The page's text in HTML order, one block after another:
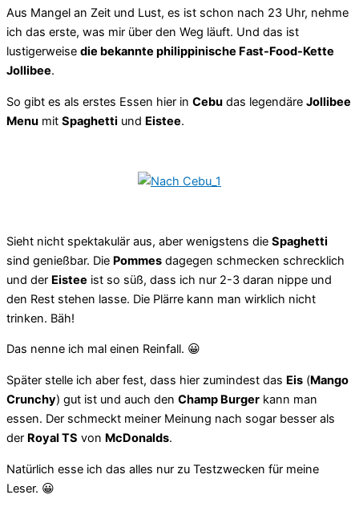
Aus Mangel an Zeit und Lust, es ist schon nach 23 Uhr, nehme
ich das erste, was mir über den Weg läuft. Und das ist
lustigerweise die bekannte philippinische Fast-Food-Kette
Jollibee.
So gibt es als erstes Essen hier in Cebu das legendäre Jollibee
Menu mit Spaghetti und Eistee.
Sieht nicht spektakulär aus, aber wenigstens die Spaghetti
sind genießbar. Die Pommes dagegen schmecken schrecklich
und der Eistee ist so süß, dass ich nur 2-3 daran nippe und
den Rest stehen lasse. Die Plärre kann man wirklich nicht
trinken. Bäh!
Das nenne ich mal einen Reinfall. 😀
Später stelle ich aber fest, dass hier zumindest das Eis (Mango
Crunchy) gut ist und auch den Champ Burger kann man
essen. Der schmeckt meiner Meinung nach sogar besser als
der Royal TS von McDonalds.
Natürlich esse ich das alles nur zu Testzwecken für meine
Leser. 😀